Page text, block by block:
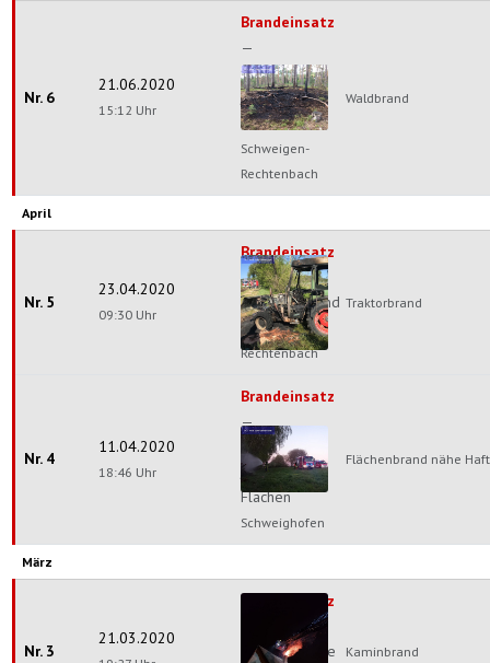
Nr. 6
21.06.2020
15:12 Uhr
Brandeinsatz
—
Wald
/
Flächen
Schweigen-
Rechtenbach
Waldbrand
April
Nr. 5
23.04.2020
09:30 Uhr
Brandeinsatz
—
Fahrzeugbrand
Schweigen-
Rechtenbach
Traktorbrand
Nr. 4
11.04.2020
18:46 Uhr
Brandeinsatz
—
Wald
/
Flächen
Schweighofen
Flächenbrand nähe
März
Nr. 3
21.03.2020
Brandeinsatz
Wohngebäude
Kaminbrand